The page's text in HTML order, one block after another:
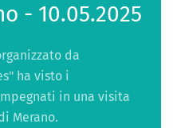
- 10.05.2025
da
ha visto i
in una visita
Merano.